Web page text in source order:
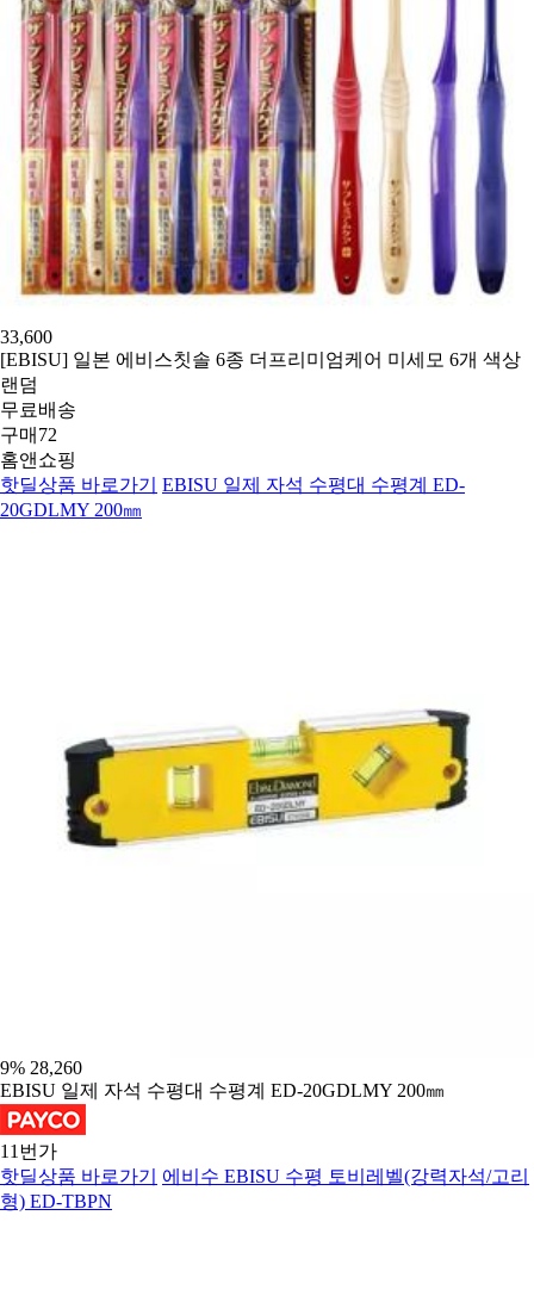
33,600
[EBISU] 일본 에비스칫솔 6종 더프리미엄케어 미세모 6개 색상
랜덤
무료배송
구매 72
홈앤쇼핑
핫딜상품 바로가기
EBISU 일제 자석 수평대 수평계 ED-
20GDLMY 200㎜
9% 28,260
EBISU 일제 자석 수평대 수평계 ED-20GDLMY 200㎜
11번가
핫딜상품 바로가기
에비수 EBISU 수평 토비레벨(강력자석/고리
형) ED-TBPN